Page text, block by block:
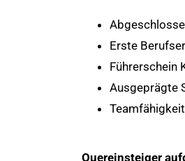
Erste
Führerschein
Ausgeprägte
Quereinsteiger